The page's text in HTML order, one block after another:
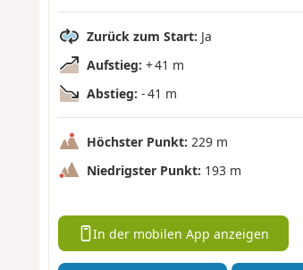
Zurück zum Start: Ja
Aufstieg: + 41 m
Abstieg: - 41 m
Höchster Punkt: 229 m
Niedrigster Punkt: 193 m
In der mobilen App anzeigen